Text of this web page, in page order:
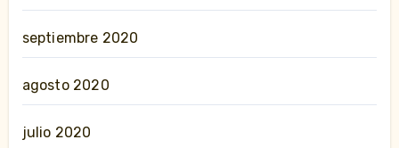
septiembre 2020
agosto 2020
julio 2020